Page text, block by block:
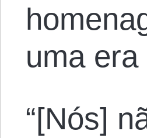
uma
“[Nós]